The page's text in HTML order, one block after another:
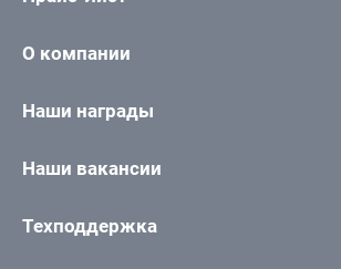
О компании
Наши награды
Наши вакансии
Техподдержка